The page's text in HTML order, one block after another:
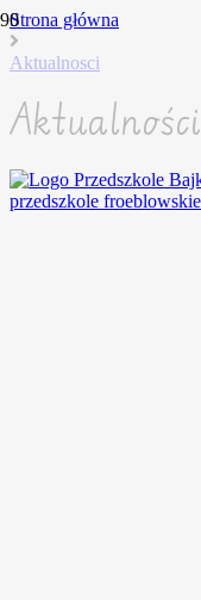
Strona główna
Aktualnosci
Aktualności